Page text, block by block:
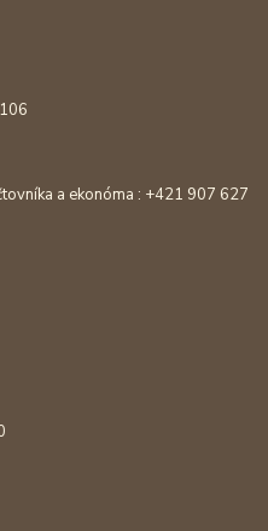
a ekonóma : +421 907 627